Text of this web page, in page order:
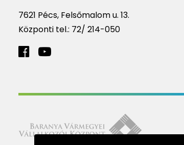
7621 Pécs, Felsőmalom u. 13.
Központi tel.: 72/ 214-050